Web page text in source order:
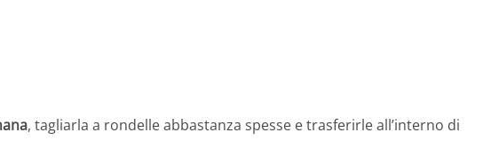
, tagliarla a rondelle abbastanza spesse e trasferirle all’interno di